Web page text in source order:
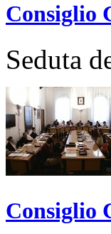
Consiglio
Seduta
Consiglio